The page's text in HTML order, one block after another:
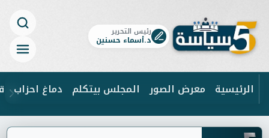
رئيس التحرير
د.أسماء حسنين
الرئيسية معرض الصور المجلس بيتكلم دماغ احزاب
ابحث